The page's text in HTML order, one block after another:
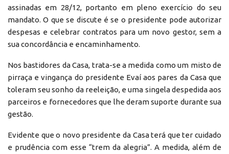
assinadas em 28/12, portanto em pleno exercício do seu
mandato. O que se discute é se o presidente pode autorizar
despesas e celebrar contratos para um novo gestor, sem a
sua concordância e encaminhamento.
Nos bastidores da Casa, trata-se a medida como um misto de
pirraça e vingança do presidente Evaí aos pares da Casa que
toleram seu sonho da reeleição, e uma singela despedida aos
parceiros e fornecedores que lhe deram suporte durante sua
gestão.
Evidente que o novo presidente da Casa terá que ter cuidado
e prudência com esse “trem da alegria”. A medida, além de